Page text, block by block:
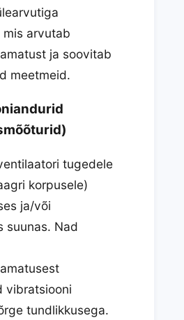
arvutab
ja soovitab
meetmeid.
tugedele
korpusele)
ja/või
suunas. Nad
vibratsiooni
tundlikkusega.